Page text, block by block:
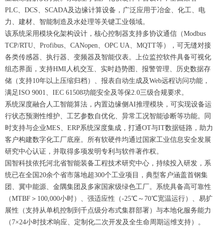
PLC、DCS、SCADA及边缘计算设备，广泛应用于冶金、化工、电
力、建材、智能制造及水处理等关键工业领域。
该系统采用模块化架构设计，核心控制器支持多协议通信（Modbus
TCP/RTU、Profibus、CANopen、OPC UA、MQTT等），可无缝对接
各类传感器、执行器、变频器及智能仪表。上位监控软件具备可视化
组态界面，支持HMI人机交互、实时趋势图、报警管理、历史数据存
储（支持10年以上压缩归档）、报表自动生成及Web远程访问功能，
满足ISO 9001、IEC 61508功能安全及等保2.0三级合规要求。
系统深度融合人工智能算法，内置边缘侧AI推理模块，可实现设备运
行状态预测性维护、工艺参数自优化、异常工况智能诊断等功能。同
时支持与企业MES、ERP系统深度集成，打通OT与IT数据链路，助力
客户构建数字化工厂底座。所有软硬件均通过国家工业信息安全发展
研究中心认证，并取得多项发明专利与软件著作权。
国智科技依托河北省智能装备工程技术研究中心，持续投入研发，系
统已在全国20余个省市落地超300个工业项目，典型客户涵盖首钢集
团、冀中能源、金隅集团及多家国家级绿色工厂。系统具备高可靠性
（MTBF＞100,000小时）、强适应性（-25℃～70℃宽温运行）、易扩
展性（支持从单机控制到千点级分布式集群部署）与本地化服务能力
（7×24小时技术响应、定制化二次开发及全生命周期运维支持）。